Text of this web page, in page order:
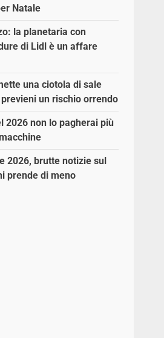
Natale
la planetaria con
di Lidl è un affare
una ciotola di sale
un rischio orrendo
2026 non lo pagherai più
2026, brutte notizie sul
prende di meno